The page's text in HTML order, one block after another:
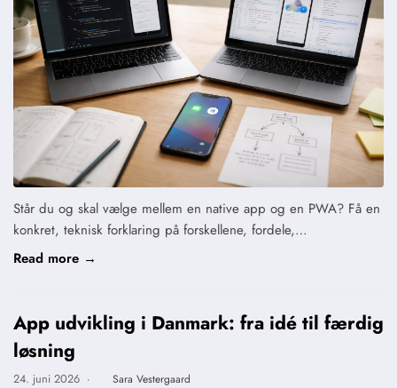
Står du og skal vælge mellem en native app og en PWA? Få en
konkret, teknisk forklaring på forskellene, fordele,…
Read more →
App udvikling i Danmark: fra idé til færdig
løsning
24. juni 2026 · Sara Vestergaard